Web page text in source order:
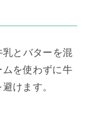
とバターを混
を使わずに牛
けます。